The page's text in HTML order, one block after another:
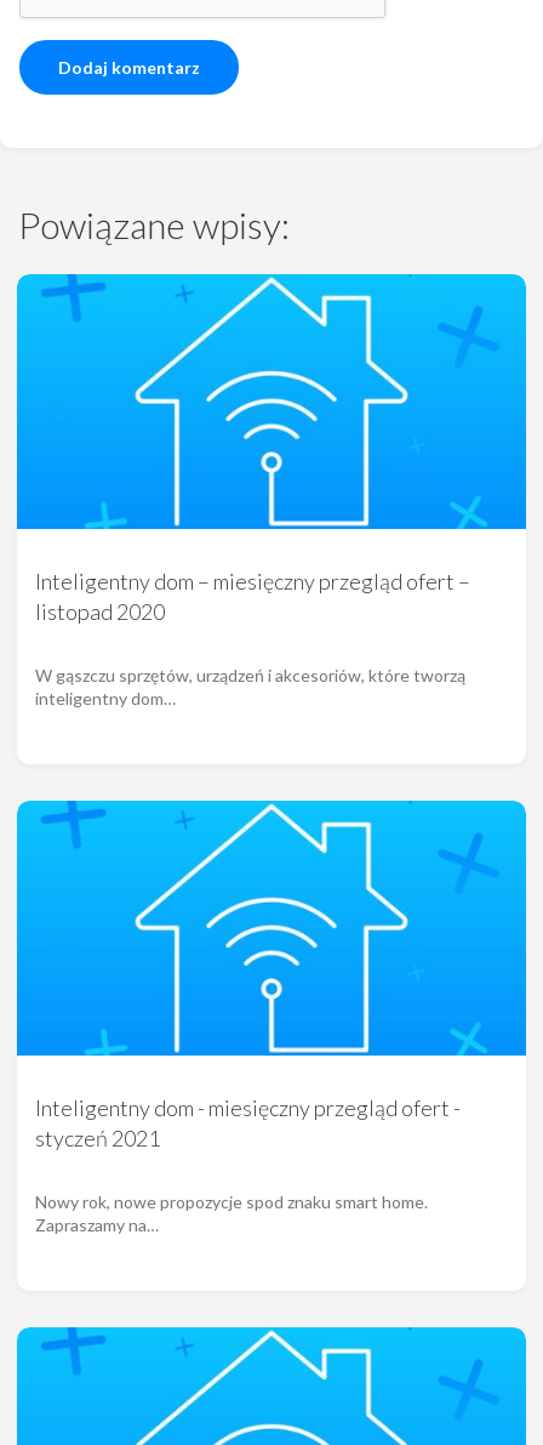
Powiązane wpisy:
Inteligentny dom – miesięczny przegląd ofert –
listopad 2020
W gąszczu sprzętów, urządzeń i akcesoriów, które tworzą
inteligentny dom…
Inteligentny dom - miesięczny przegląd ofert -
styczeń 2021
Nowy rok, nowe propozycje spod znaku smart home.
Zapraszamy na…